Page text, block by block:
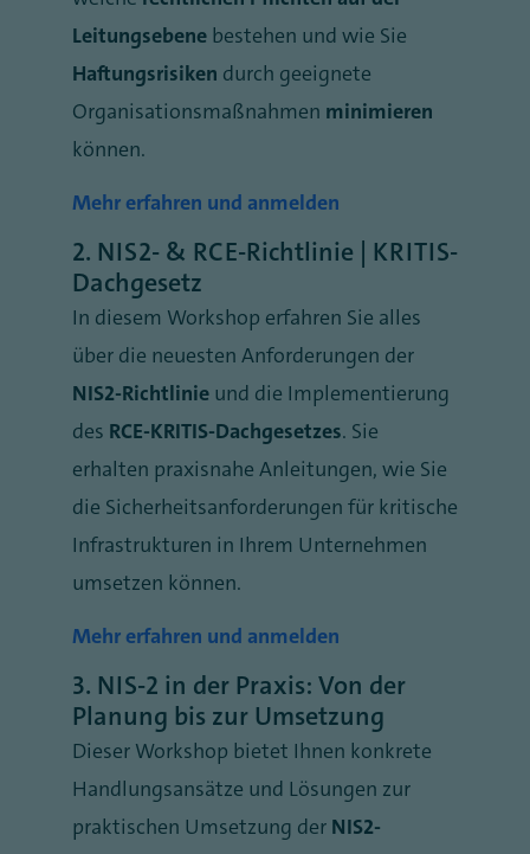
Leitungsebene bestehen und wie Sie
Haftungsrisiken durch geeignete
Organisationsmaßnahmen minimieren
können.
Mehr erfahren und anmelden
2. NIS2- & RCE-Richtlinie | KRITIS-
Dachgesetz
In diesem Workshop erfahren Sie alles
über die neuesten Anforderungen der
NIS2-Richtlinie und die Implementierung
des RCE-KRITIS-Dachgesetzes. Sie
erhalten praxisnahe Anleitungen, wie Sie
die Sicherheitsanforderungen für kritische
Infrastrukturen in Ihrem Unternehmen
umsetzen können.
Mehr erfahren und anmelden
3. NIS-2 in der Praxis: Von der
Planung bis zur Umsetzung
Dieser Workshop bietet Ihnen konkrete
Handlungsansätze und Lösungen zur
praktischen Umsetzung der NIS2-